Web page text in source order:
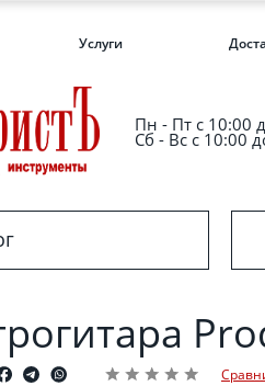
Услуги
Пн - Пт c 10:00
Сб - Вс с 10:00